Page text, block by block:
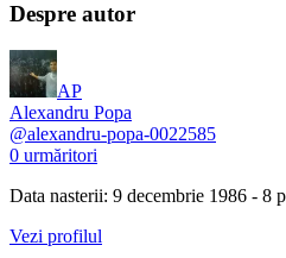
Despre autor
AP
Alexandru Popa
@alexandru-popa-0022585
0 urmăritori
Data nasterii: 9 decembrie 1986 - 8
Vezi profilul